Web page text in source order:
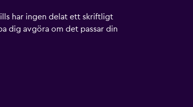
har ingen delat ett skriftligt
dig avgöra om det passar din